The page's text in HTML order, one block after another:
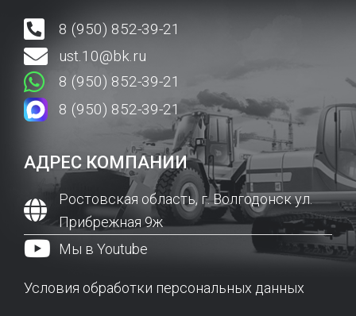
8 (950) 852-39-21
ust.10@bk.ru
8 (950) 852-39-21
8 (950) 852-39-21
АДРЕС КОМПАНИИ
Ростовская область, г. Волгодонск ул.
Прибрежная 9ж
Мы в Youtube
Условия обработки персональных данных